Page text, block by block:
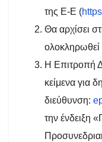
της Ε-Ε (
Θα αρχίσει
Η Επιτροπή
κείμενα για
διεύθυνση:
την ένδειξη